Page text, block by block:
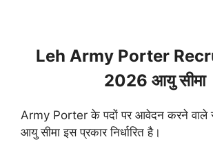
Leh Army Porter
2026 आयु सीमा
Army Porter के पदों पर आवेदन करने वाले
आयु सीमा इस प्रकार निर्धारित है।